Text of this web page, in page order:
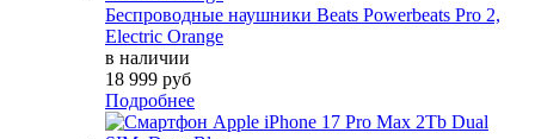
Беспроводные наушники Beats Powerbeats Pro 2,
Electric Orange
в наличии
18 999 руб
Подробнее